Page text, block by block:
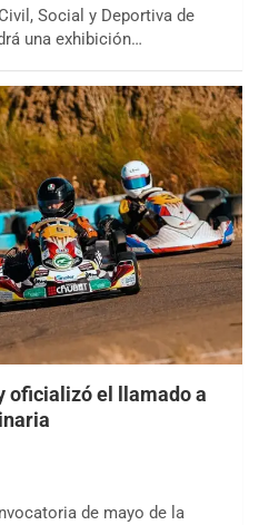
Social y Deportiva de
una exhibición…
oficializó el llamado a
de mayo de la